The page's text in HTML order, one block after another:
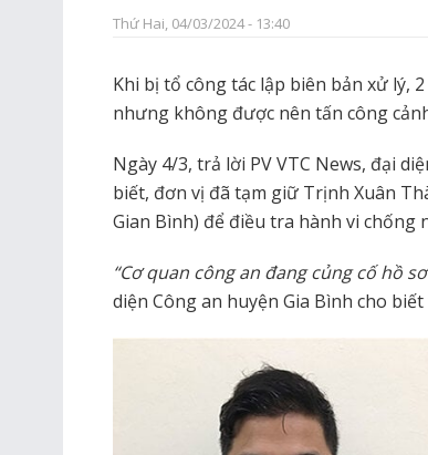
Thứ Hai, 04/03/2024 - 13:40
Khi bị tổ công tác lập biên bản xử lý,
nhưng không được nên tấn công
Ngày 4/3, trả lời PV VTC News, đại
biết, đơn vị đã tạm giữ Trịnh Xuân
Gian Bình) để điều tra hành vi chống
“Cơ quan công an đang củng cố hồ
diện Công an huyện Gia Bình cho biết